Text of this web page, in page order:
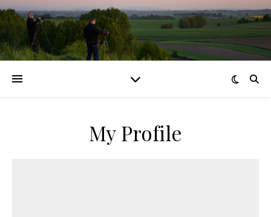
My Profile